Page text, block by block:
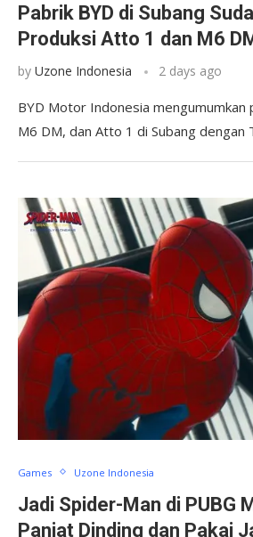
Pabrik BYD di Subang
Produksi Atto 1 dan M6
by Uzone Indonesia 2 days ago
BYD Motor Indonesia mengumumkan
M6 DM, dan Atto 1 di Subang dengan
Games Uzone Indonesia
Jadi Spider-Man di PUBG
Panjat Dinding dan Pakai